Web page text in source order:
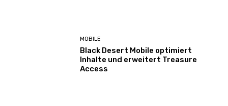
MOBILE
Black Desert Mobile optimiert
Inhalte und erweitert Treasure
Access